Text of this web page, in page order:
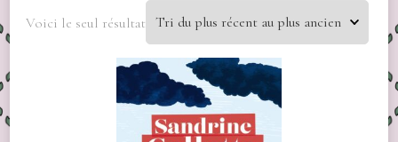
Voici le seul résultat